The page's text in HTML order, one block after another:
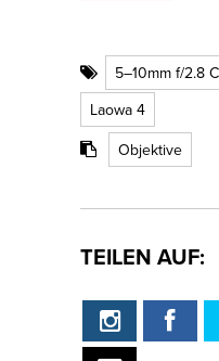
5–10mm f/2.8
Laowa 4
Objektive
TEILEN AUF: